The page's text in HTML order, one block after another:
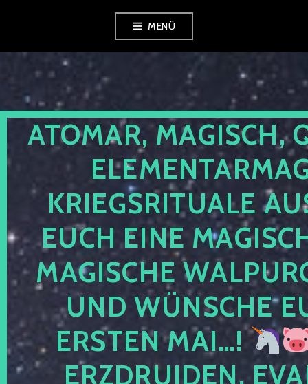
springen
MENÜ
ATOMAR, MAGISCH,
KRIEGSRITUALE
EUCH EINE
MAGISCHE
UND WÜNSCHE
ERSTEN MAI…!
ERZDRUIDEN,